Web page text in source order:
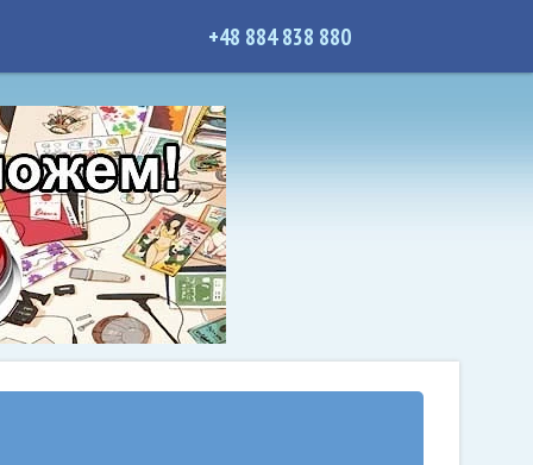
+48 884 838 880